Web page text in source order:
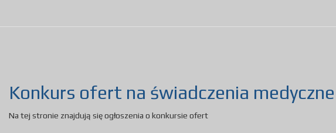
Konkurs ofert na świadczenia medyczne
Na tej stronie znajdują się ogłoszenia o konkursie ofert